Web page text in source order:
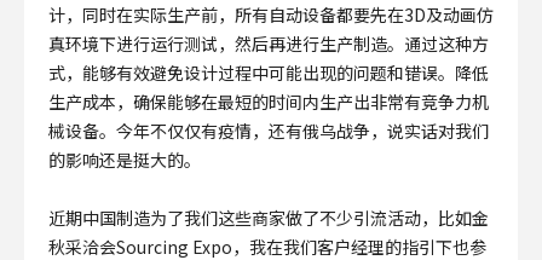
计，同时在实际生产前，所有自动设备都要先在3D及动画仿
真环境下进行运行测试，然后再进行生产制造。通过这种方
式，能够有效避免设计过程中可能出现的问题和错误。降低
生产成本，确保能够在最短的时间内生产出非常有竞争力机
械设备。今年不仅仅有疫情，还有俄乌战争，说实话对我们
的影响还是挺大的。
近期中国制造为了我们这些商家做了不少引流活动，比如金
秋采洽会Sourcing Expo，我在我们客户经理的指引下也参